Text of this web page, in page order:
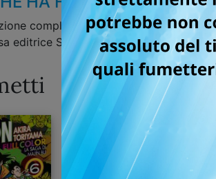
completamente a colori del
editrice Shueisha, ora finalmente